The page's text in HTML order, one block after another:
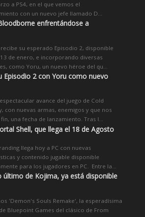
enfrentándose a
a PS4, en el que vemos el
con un nuevo jefe llamado D...
Episodio 2 con Yoru como nuevo
su esperado Episodio 2, disponible
de enero, e incorporando diversas
como Yoru, un nuevo héroe del qu...
Shell, que llega el 18 de Agosto
avance del juego de Cold
con nuevas armas, enemigos y que nos
una fecha de lanzamiento. Tras l...
último de Kojima, ya está disponible
llega hoy a PC con nuevas
y contenido jugable disponible
para los jugadores en PC. Entre la...
'Demon's Souls Remake', la esperadísima
Bluepoint Games del clásico de From